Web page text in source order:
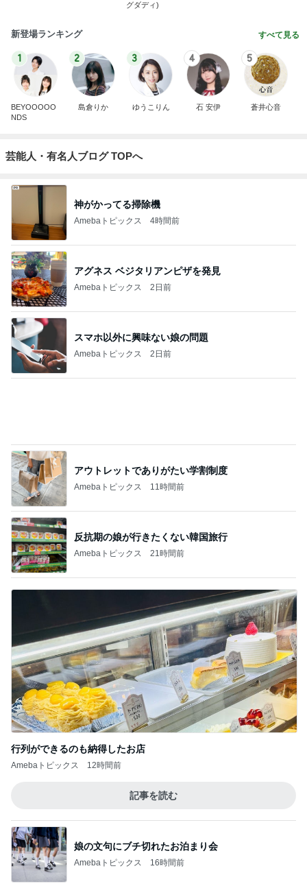
グダディ)
新登場ランキング すべて見る
1
BEYOOOOO
NDS
2
島倉りか
3
ゆうこりん
4
石 安伊
5
蒼井心音
芸能人・有名人ブログ TOPへ
神がかってる掃除機
Amebaトピックス 4時間前
アグネス ベジタリアンピザを発見
Amebaトピックス 2日前
スマホ以外に興味ない娘の問題
Amebaトピックス 2日前
反抗期の娘が行きたくない韓国旅行
Amebaトピックス 21時間前
行列ができるのも納得したお店
Amebaトピックス 12時間前
記事を読む
Amebaトピックス 16時間前
痛くならず大活躍の楽ちんサンダル
Amebaトピックス 1日前